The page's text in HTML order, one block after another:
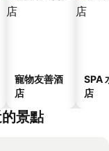
寵物友善酒
店
SPA
店
景點